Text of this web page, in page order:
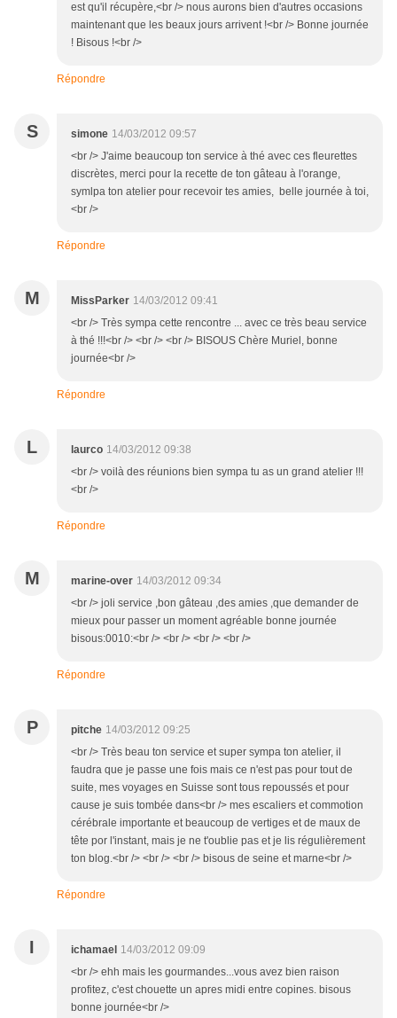
est qu'il récupère,<br /> nous aurons bien d'autres occasions
maintenant que les beaux jours arrivent !<br /> Bonne journée
! Bisous !<br />
Répondre
S simone 14/03/2012 09:57
<br /> J'aime beaucoup ton service à thé avec ces fleurettes
discrètes, merci pour la recette de ton gâteau à l'orange,
symlpa ton atelier pour recevoir tes amies, belle journée à toi,
<br />
Répondre
M MissParker 14/03/2012 09:41
<br /> Très sympa cette rencontre ... avec ce très beau service
à thé !!!<br /> <br /> <br /> BISOUS Chère Muriel, bonne
journée<br />
Répondre
L laurco 14/03/2012 09:38
<br /> voilà des réunions bien sympa tu as un grand atelier !!!
<br />
Répondre
M marine-over 14/03/2012 09:34
<br /> joli service ,bon gâteau ,des amies ,que demander de
mieux pour passer un moment agréable bonne journée
bisous:0010:<br /> <br /> <br /> <br />
Répondre
P pitche 14/03/2012 09:25
<br /> Très beau ton service et super sympa ton atelier, il
faudra que je passe une fois mais ce n'est pas pour tout de
suite, mes voyages en Suisse sont tous repoussés et pour
cause je suis tombée dans<br /> mes escaliers et commotion
cérébrale importante et beaucoup de vertiges et de maux de
tête por l'instant, mais je ne t'oublie pas et je lis régulièrement
ton blog.<br /> <br /> <br /> bisous de seine et marne<br />
Répondre
I ichamael 14/03/2012 09:09
<br /> ehh mais les gourmandes...vous avez bien raison
profitez, c'est chouette un apres midi entre copines. bisous
bonne journée<br />